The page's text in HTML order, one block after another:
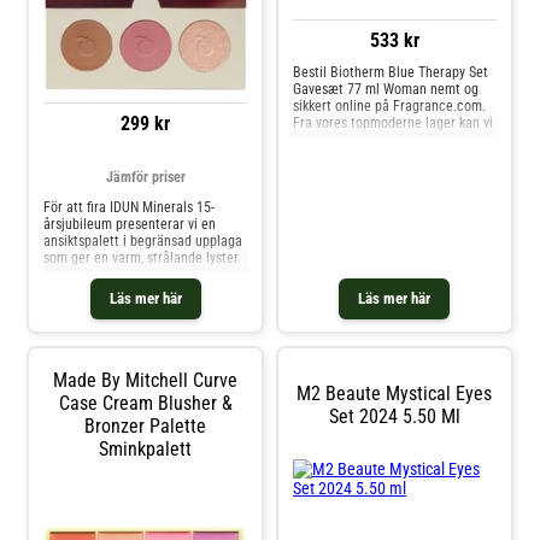
299 kr
Läs mer här
Jämför priser
För att fira IDUN Minerals 15-
årsjubileum presenterar vi en
ansiktspalett i begränsad upplaga
som ger en varm, strålande lyster
tillfällen. Denna bronsfärgade,
lystergivande trio innehåller en
silkeslen highlighter, ett mjukt
konturer, ljusa upp och tillföra
naturlig värme med bara en
applicering. Oavsett om du
föredrar en mjuk vardagsglöd eller
en mer definierad, strålande look
kommer den här allt-i-ett-paletten
533 kr
Läs mer här
Bestil Biotherm Blue Therapy Set
Gavesæt 77 ml Woman nemt og
sikkert online på Fragrance.com.
Fra vores topmoderne lager kan vi
Made By Mitchell Curve
Case Cream Blusher &
Bronzer Palette
Sminkpalett
M2 Beaute Mystical Eyes
Set 2024 5.50 Ml